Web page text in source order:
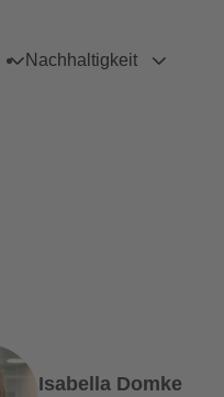
Nachhaltigkeit
Isabella Domke